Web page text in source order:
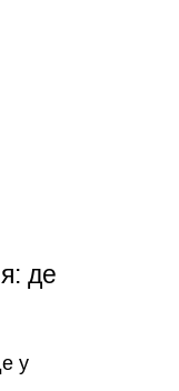
де
у